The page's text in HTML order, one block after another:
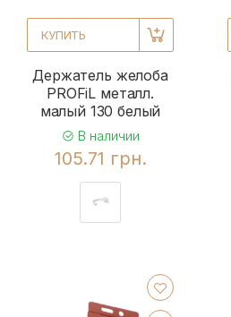
КУПИТЬ
Держатель желоба
PROFiL металл.
малый 130 белый
В наличии
105.71 грн.